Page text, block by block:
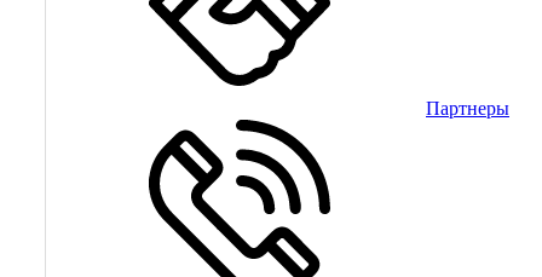
Партнеры